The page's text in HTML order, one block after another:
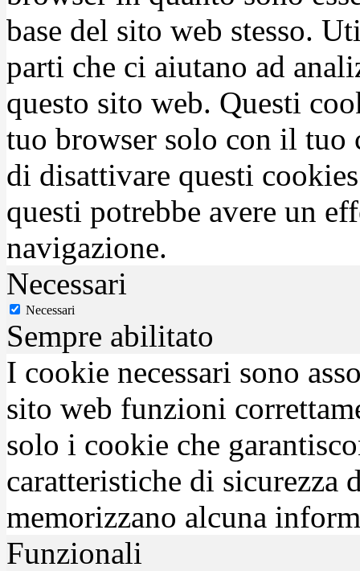
base del sito web stesso.
parti che ci aiutano ad
questo sito web. Questi
tuo browser solo con il tuo
di disattivare questi
questi potrebbe avere un
navigazione.
Necessari
Necessari
Sempre abilitato
I cookie necessari sono
sito web funzioni
solo i cookie che
caratteristiche di sicurezza
memorizzano alcuna
Funzionali